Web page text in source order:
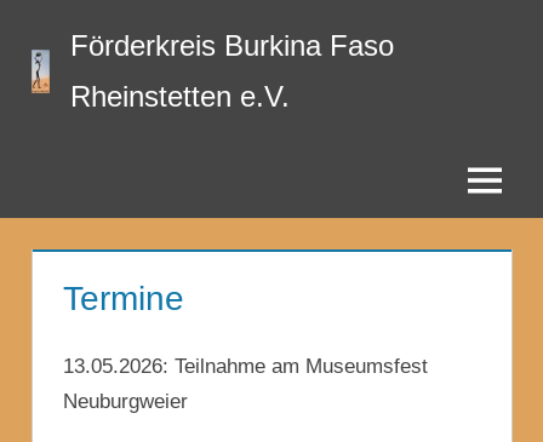
Inhalt
springen
Förderkreis Burkina Faso
Rheinstetten e.V.
Menü
Termine
13.05.2026: Teilnahme am Museumsfest
Neuburgweier